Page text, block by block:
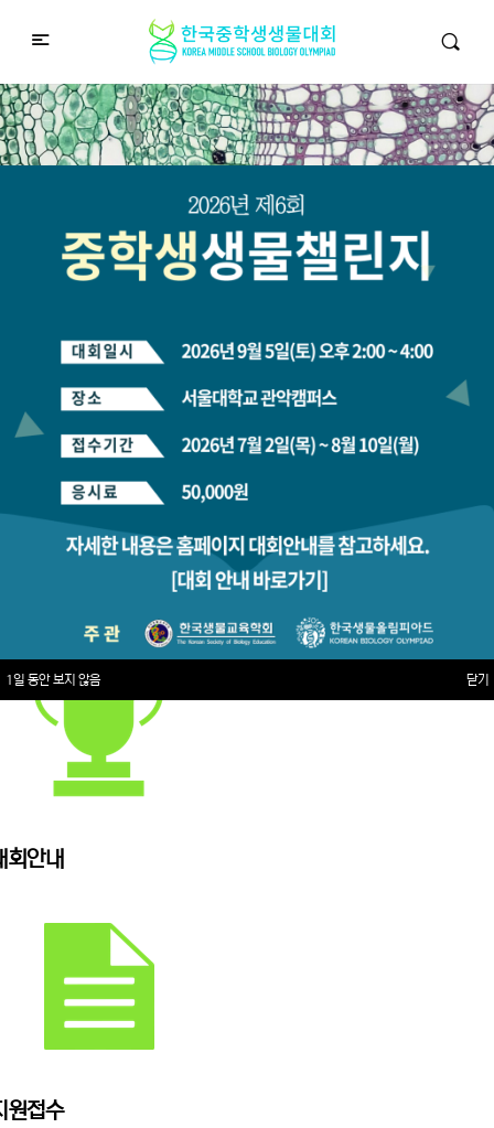
중학생생물챌린지
Middle School Korea Biology Olympiad
2026 대회 접수 안내
회안내
원접수
1일 동안 보지 않음 닫기